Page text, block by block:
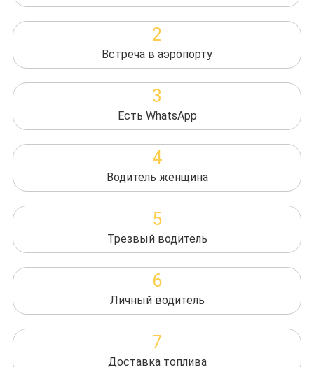
2
Встреча в аэропорту
3
Есть WhatsApp
4
Водитель женщина
5
Трезвый водитель
6
Личный водитель
7
Доставка топлива